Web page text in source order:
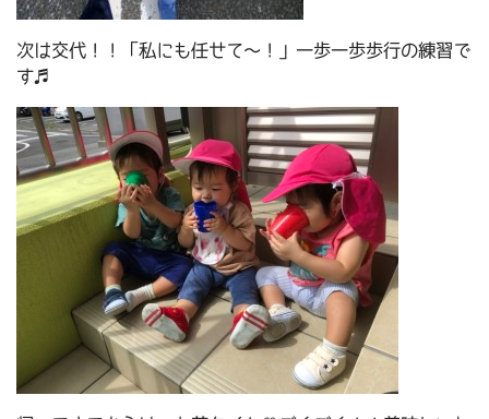
次は交代！！「私にも任せて～！」一歩一歩歩行の練習で
す♬